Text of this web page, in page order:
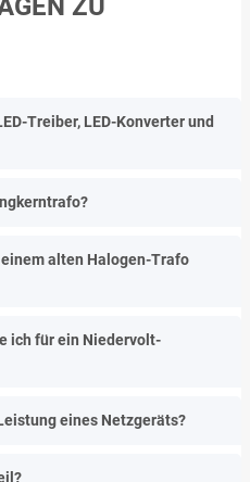
ZU
Treiber, LED-Konverter und
alten Halogen-Trafo
ich für ein Niedervolt-
eines Netzgeräts?